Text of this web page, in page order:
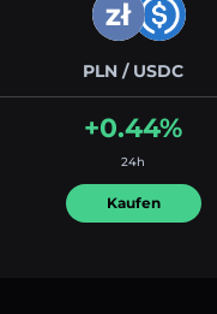
PLN / USDC
+0.44%
24h
Kaufen